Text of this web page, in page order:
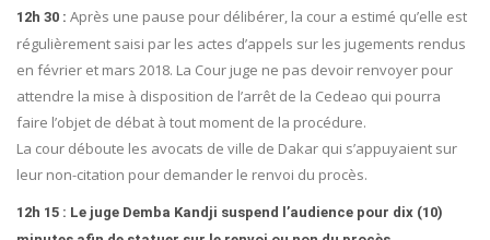
12h 30 : Après une pause pour délibérer, la cour a estimé qu’elle est
régulièrement saisi par les actes d’appels sur les jugements rendus
en février et mars 2018. La Cour juge ne pas devoir renvoyer pour
attendre la mise à disposition de l’arrêt de la Cedeao qui pourra
faire l’objet de débat à tout moment de la procédure.
La cour déboute les avocats de ville de Dakar qui s’appuyaient sur
leur non-citation pour demander le renvoi du procès.
12h 15 : Le juge Demba Kandji suspend l’audience pour dix (10)